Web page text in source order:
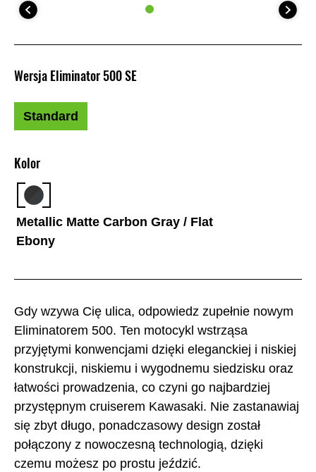
Gdy wzywa Cię ulica, odpowiedz zupełnie nowym
Eliminatorem 500. Ten motocykl wstrząsa
przyjętymi konwencjami dzięki eleganckiej i niskiej
konstrukcji, niskiemu i wygodnemu siedzisku oraz
łatwości prowadzenia, co czyni go najbardziej
przystępnym cruiserem Kawasaki. Nie zastanawiaj
się zbyt długo, ponadczasowy design został
połączony z nowoczesną technologią, dzięki
czemu możesz po prostu jeździć.
Kolor
Metallic Matte Carbon Gray / Flat
Ebony
Wersja Eliminator 500 SE
Standard